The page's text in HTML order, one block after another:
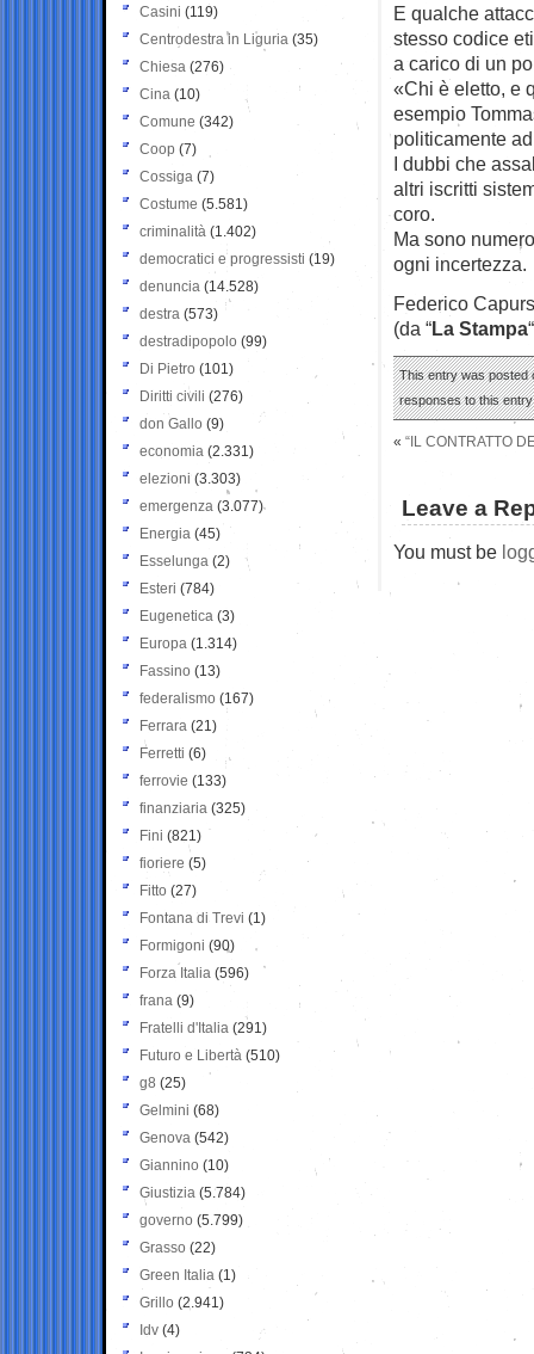
E qualche
stesso codice
a carico di un
«Chi è eletto, e
esempio
politicamente
I dubbi che
altri iscritti
coro.
Ma sono
ogni incertezza.
Federico
(da “La Stampa
This entry was posted
responses to this
« “IL CONTRATTO
Leave a
You must be
Casini (119)
Centrodestra in Liguria (35)
Chiesa (276)
Cina (10)
Comune (342)
Coop (7)
Cossiga (7)
Costume (5.581)
criminalità (1.402)
democratici e progressisti (19)
denuncia (14.528)
destra (573)
destradipopolo (99)
Di Pietro (101)
Diritti civili (276)
don Gallo (9)
economia (2.331)
elezioni (3.303)
emergenza (3.077)
Energia (45)
Esselunga (2)
Esteri (784)
Eugenetica (3)
Europa (1.314)
Fassino (13)
federalismo (167)
Ferrara (21)
Ferretti (6)
ferrovie (133)
finanziaria (325)
Fini (821)
fioriere (5)
Fitto (27)
Fontana di Trevi (1)
Formigoni (90)
Forza Italia (596)
frana (9)
Fratelli d'Italia (291)
Futuro e Libertà (510)
g8 (25)
Gelmini (68)
Genova (542)
Giannino (10)
Giustizia (5.784)
governo (5.799)
Grasso (22)
Green Italia (1)
Grillo (2.941)
Idv (4)